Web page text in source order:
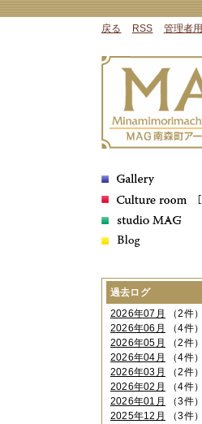
戻る RSS 管理者用
過去ログ
2026年07月
（2件）
2026年06月
（4件）
2026年05月
（2件）
2026年04月
（4件）
2026年03月
（2件）
2026年02月
（4件）
2026年01月
（3件）
2025年12月
（3件）